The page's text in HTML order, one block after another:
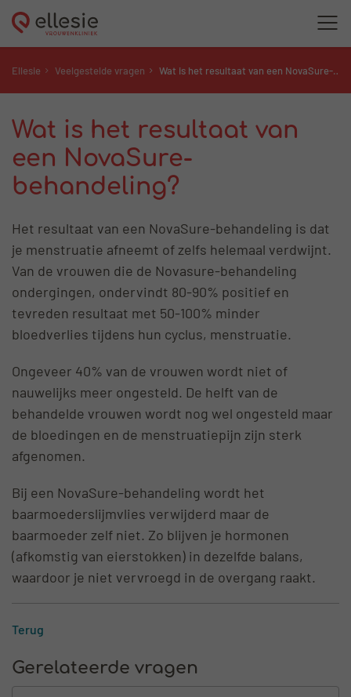
Ellesie Veelgestelde vragen Wat is het resultaat van een NovaSure-behandeling?
Wat is het resultaat van
een NovaSure-
behandeling?
Het resultaat van een NovaSure-behandeling is dat
je menstruatie afneemt of zelfs helemaal verdwijnt.
Van de vrouwen die de Novasure-behandeling
ondergingen, ondervindt 80-90% positief en
tevreden resultaat met 50-100% minder
bloedverlies tijdens hun cyclus, menstruatie.
Ongeveer 40% van de vrouwen wordt niet of
nauwelijks meer ongesteld. De helft van de
behandelde vrouwen wordt nog wel ongesteld maar
de bloedingen en de menstruatiepijn zijn sterk
afgenomen.
Bij een NovaSure-behandeling wordt het
baarmoederslijmvlies verwijderd maar de
baarmoeder zelf niet. Zo blijven je hormonen
(afkomstig van eierstokken) in dezelfde balans,
waardoor je niet vervroegd in de overgang raakt.
Terug
Gerelateerde vragen